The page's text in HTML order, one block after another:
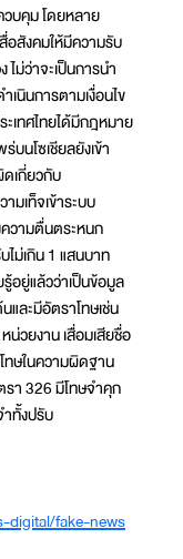
บคุม โดยหลาย
อสังคมให้มีความรับ
ม่ว่าจะเป็นการนำ
เนินการตามเงื่อนไข
เทศไทยได้มีกฎหมาย
นโซเชียลยังเข้า
เกี่ยวกับ
มเท็จเข้าระบบ
วามตื่นตระหนก
ม่เกิน 1 แสนบาท
อยู่แล้วว่าเป็นข้อมูล
ละมีอัตราโทษเช่น
วยงาน เสื่อมเสียชื่อ
ทษในความผิดฐาน
า 326 มีโทษจำคุก
ำทั้งปรับ
fake-news